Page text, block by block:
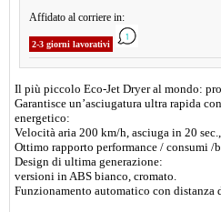
Affidato al corriere in:
2-3 giorni lavorativi
Il più piccolo Eco-Jet Dryer al mondo:
Garantisce un’asciugatura ultra rapida
energetico:
Velocità aria 200 km/h, asciuga in 20
Ottimo rapporto performance / consumi /
Design di ultima generazione:
versioni in ABS bianco, cromato.
Funzionamento automatico con